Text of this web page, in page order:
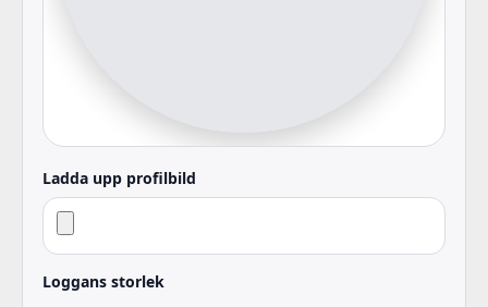
Ladda upp profilbild
Loggans storlek